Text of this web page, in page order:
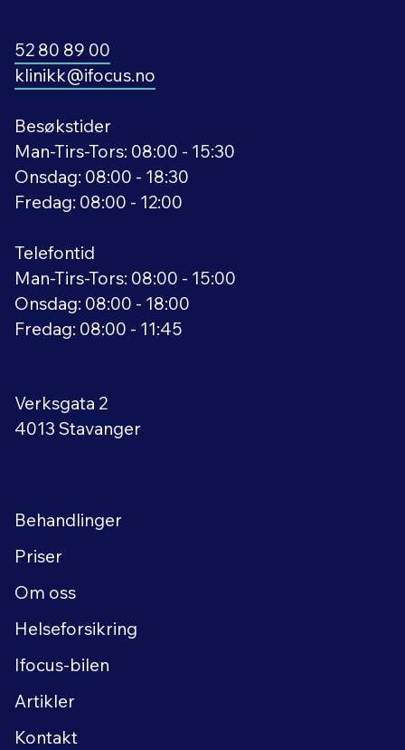
52 80 89 00
klinikk@ifocus.no
Besøkstider
Man-Tirs-Tors: 08:00 - 15:30
Onsdag: 08:00 - 18:30
Fredag: 08:00 - 12:00
Telefontid
Man-Tirs-Tors: 08:00 - 15:00
Onsdag: 08:00 - 18:00
Fredag: 08:00 - 11:45
Verksgata 2
4013 Stavanger
Behandlinger
Priser
Om oss
Helseforsikring
Ifocus-bilen
Artikler
Kontakt